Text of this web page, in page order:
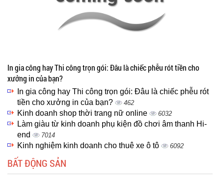
In gia công hay Thi công trọn gói: Đâu là chiếc phễu rót tiền cho
xưởng in của bạn?
In gia công hay Thi công trọn gói: Đâu là chiếc phễu rót
tiền cho xưởng in của bạn?
462
Kinh doanh shop thời trang nữ online 6032
Làm giàu từ kinh doanh phụ kiện đồ chơi âm thanh Hi-
end
7014
Kinh nghiệm kinh doanh cho thuê xe ô tô 6092
BẤT ĐỘNG SẢN